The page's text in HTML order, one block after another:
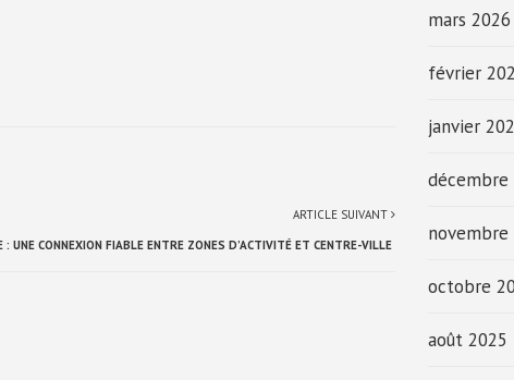
ARTICLE SUIVANT
UNE CONNEXION FIABLE ENTRE ZONES D’ACTIVITÉ ET CENTRE-VILLE
mars 2026
février
janvier
décembre
novembre
octobre
août 2025